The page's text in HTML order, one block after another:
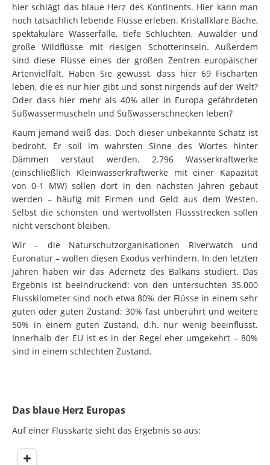
hier schlägt das blaue Herz des Kontinents. Hier kann man
noch tatsächlich lebende Flüsse erleben. Kristallklare Bäche,
spektakuläre Wasserfälle, tiefe Schluchten, Auwälder und
große Wildflüsse mit riesigen Schotterinseln. Außerdem
sind diese Flüsse eines der großen Zentren europäischer
Artenvielfalt. Haben Sie gewusst, dass hier 69 Fischarten
leben, die es nur hier gibt und sonst nirgends auf der Welt?
Oder dass hier mehr als 40% aller in Europa gefährdeten
Süßwassermuscheln und Süßwasserschnecken leben?
Kaum jemand weiß das. Doch dieser unbekannte Schatz ist
bedroht. Er soll im wahrsten Sinne des Wortes hinter
Dämmen verstaut werden. 2.796 Wasserkraftwerke
(einschließlich Kleinwasserkraftwerke mit einer Kapazität
von 0-1 MW) sollen dort in den nächsten Jahren gebaut
werden – häufig mit Firmen und Geld aus dem Westen.
Selbst die schönsten und wertvollsten Flussstrecken sollen
nicht verschont bleiben.
Wir – die Naturschutzorganisationen Riverwatch und
Euronatur – wollen diesen Exodus verhindern. In den letzten
Jahren haben wir das Adernetz des Balkans studiert. Das
Ergebnis ist beeindruckend: von den untersuchten 35.000
Flusskilometer sind noch etwa 80% der Flüsse in einem sehr
guten oder guten Zustand: 30% fast unberührt und weitere
50% in einem guten Zustand, d.h. nur wenig beeinflusst.
Innerhalb der EU ist es in der Regel eher umgekehrt – 80%
sind in einem schlechten Zustand.
Das blaue Herz Europas
Auf einer Flusskarte sieht das Ergebnis so aus: